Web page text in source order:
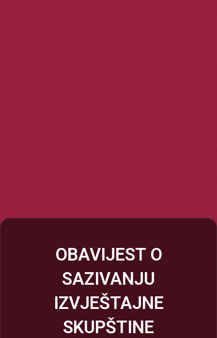
OBAVIJEST O
SAZIVANJU
IZVJEŠTAJNE
SKUPŠTINE